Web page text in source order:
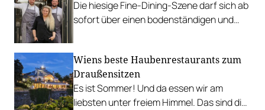
Die hiesige Fine-Dining-Szene darf sich ab
sofort über einen bodenständigen und
Wiens beste Haubenrestaurants zum
Draußensitzen
Es ist Sommer! Und da essen wir am
liebsten unter freiem Himmel. Das sind die